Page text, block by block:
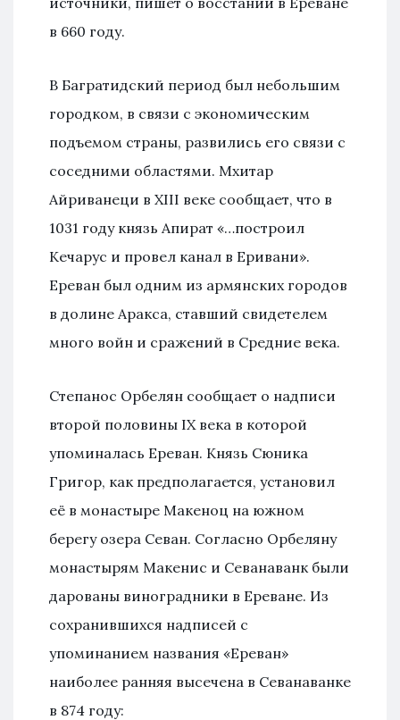
в 660 году.
В Багратидский период был небольшим
городком, в связи с экономическим
подъемом страны, развились его связи с
соседними областями. Мхитар
Айриванеци в XIII веке сообщает, что в
1031 году князь Апират «…построил
Кечарус и провел канал в Еривани».
Ереван был одним из армянских городов
в долине Аракса, ставший свидетелем
много войн и сражений в Средние века.
Степанос Орбелян сообщает о надписи
второй половины IX века в которой
упоминалась Ереван. Князь Сюника
Григор, как предполагается, установил
её в монастыре Макеноц на южном
берегу озера Севан. Согласно Орбеляну
монастырям Макенис и Севанаванк были
дарованы виноградники в Ереване. Из
сохранившихся надписей с
упоминанием названия «Ереван»
наиболее ранняя высечена в Севанаванке
в 874 году: